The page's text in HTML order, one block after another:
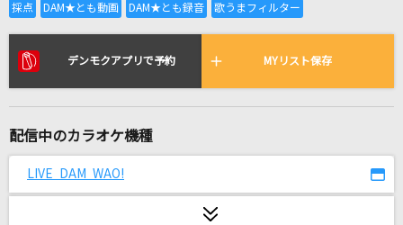
全国りれき
リアルタイムで歌われている曲の一覧
[オリカラ]家族になろうよ
デンモクアプリで予約 MYリスト保存
配信中のカラオケ機種
LIVE DAM WAO!